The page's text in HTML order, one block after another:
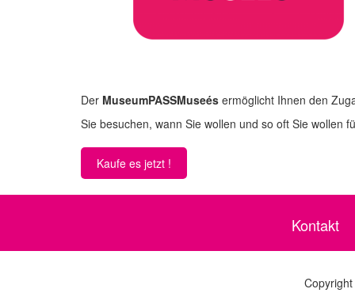
Der MuseumPASSMuseés ermöglicht Ihnen den
Sie besuchen, wann Sie wollen und so oft Sie wollen
Kaufe es jetzt !
Kontakt